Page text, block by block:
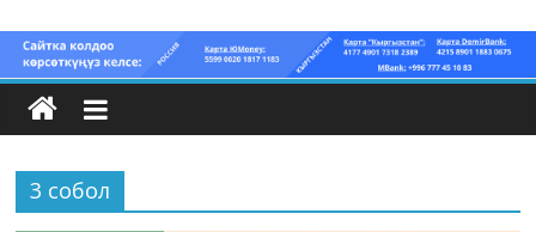
Кыргыз
маданият
борбору
Кыргыз
3 собол